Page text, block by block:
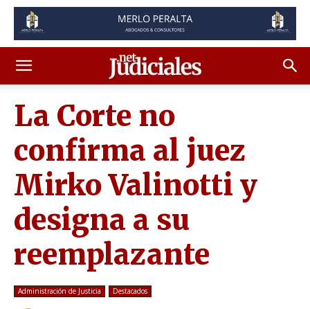
La Corte no
confirma al juez
Mirko Valinotti y
designa a su
reemplazante
Administración de Justicia Destacados